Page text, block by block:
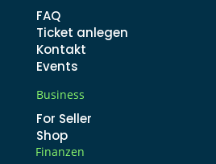
FAQ
Ticket anlegen
Kontakt
Events
Business
For Seller
Shop
Finanzen